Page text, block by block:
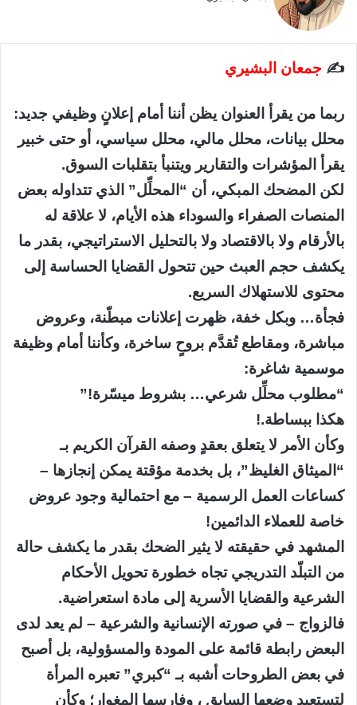
✍️ جمعان البشيري
ربما من يقرأ العنوان يظن أننا أمام إعلانٍ وظيفي جديد:
محلل بيانات، محلل مالي، محلل سياسي، أو حتى خبير
يقرأ المؤشرات والتقارير ويتنبأ بتقلبات السوق.
لكن المضحك المبكي، أن “المحلِّل” الذي تتداوله بعض
المنصات الصفراء والسوداء هذه الأيام، لا علاقة له
بالأرقام ولا بالاقتصاد ولا بالتحليل الاستراتيجي، بقدر ما
يكشف حجم العبث حين تتحول القضايا الحساسة إلى
محتوى للاستهلاك السريع.
فجأة… وبكل خفة، ظهرت إعلانات مبطّنة، وعروض
مباشرة، ومقاطع تُقدَّم بروحٍ ساخرة، وكأننا أمام وظيفة
موسمية شاغرة:
“مطلوب محلِّل شرعي… بشروط ميسّرة!”
هكذا ببساطة.!
وكأن الأمر لا يتعلق بعقدٍ وصفه القرآن الكريم بـ
“الميثاق الغليظ”، بل بخدمة مؤقتة يمكن إنجازها –
كساعات العمل الرسمية – مع احتمالية وجود عروض
خاصة للعملاء الدائمين!
المشهد في حقيقته لا يثير الضحك بقدر ما يكشف حالة
من التبلّد التدريجي تجاه خطورة تحويل الأحكام
الشرعية والقضايا الأسرية إلى مادة استعراضية.
فالزواج – في صورته الإنسانية والشرعية – لم يعد لدى
البعض رابطة قائمة على المودة والمسؤولية، بل أصبح
في بعض الطروحات أشبه بـ “كبري” تعبره المرأة
لتستعيد وضعها السابق ، وفارسها المغوار؛ وكأن